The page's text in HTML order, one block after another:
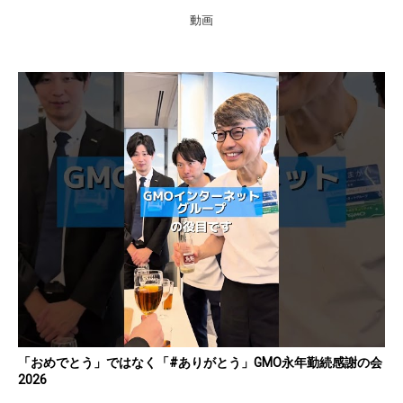
動画
「おめでとう」ではなく「#ありがとう」GMO永年勤続感謝の会
2026